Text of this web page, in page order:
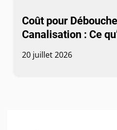
Coût pour
Canalisation : Ce
20 juillet 2026